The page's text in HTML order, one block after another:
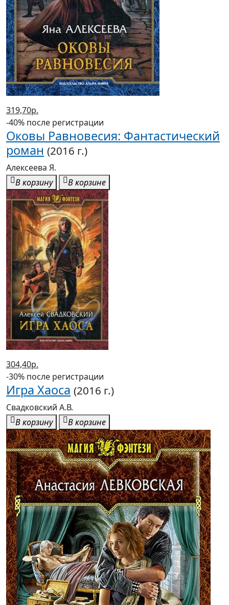
319,70р.
-40% после регистрации
Оковы Равновесия: Фантастический
роман (2016 г.)
Алексеева Я.
В корзину
В корзине
304,40р.
-30% после регистрации
Игра Хаоса (2016 г.)
Свадковский А.В.
В корзину
В корзине